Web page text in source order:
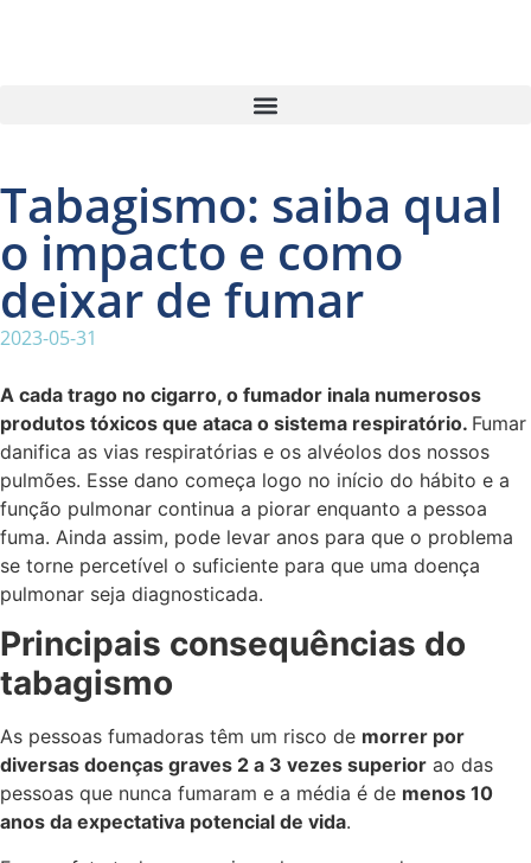
Tabagismo: saiba qual
o impacto e como
deixar de fumar
2023-05-31
A cada trago no cigarro, o fumador inala numerosos
produtos tóxicos que ataca o sistema respiratório. Fumar
danifica as vias respiratórias e os alvéolos dos nossos
pulmões. Esse dano começa logo no início do hábito e a
função pulmonar continua a piorar enquanto a pessoa
fuma. Ainda assim, pode levar anos para que o problema
se torne percetível o suficiente para que uma doença
pulmonar seja diagnosticada.
Principais consequências do
tabagismo
As pessoas fumadoras têm um risco de morrer por
diversas doenças graves 2 a 3 vezes superior ao das
pessoas que nunca fumaram e a média é de menos 10
anos da expectativa potencial de vida.